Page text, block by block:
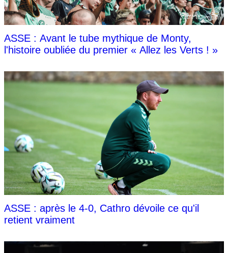
ASSE : Avant le tube mythique de Monty,
l'histoire oubliée du premier « Allez les Verts ! »
ASSE : après le 4-0, Cathro dévoile ce qu'il
retient vraiment